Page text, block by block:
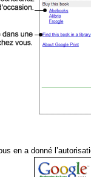
en a donné